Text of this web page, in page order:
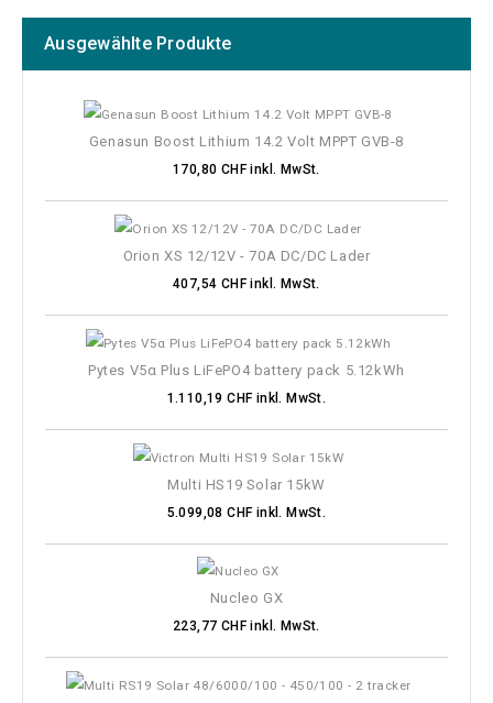
Ausgewählte Produkte
Genasun Boost Lithium 14.2 Volt MPPT GVB-8
170,80 CHF inkl. MwSt.
Orion XS 12/12V - 70A DC/DC Lader
407,54 CHF inkl. MwSt.
Pytes V5α Plus LiFePO4 battery pack 5.12kWh
1.110,19 CHF inkl. MwSt.
Multi HS19 Solar 15kW
5.099,08 CHF inkl. MwSt.
Nucleo GX
223,77 CHF inkl. MwSt.